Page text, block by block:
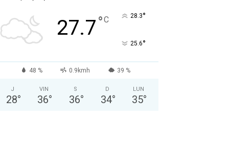
27.7°C 28.3°
25.6°
48 % 0.9kmh 39 %
J
28°
VIN
36°
S
36°
D
34°
LUN
35°